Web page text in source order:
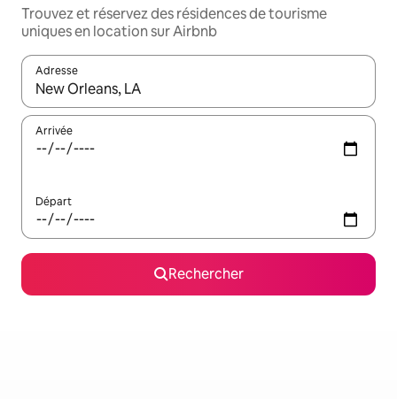
Trouvez et réservez des résidences de tourisme
uniques en location sur Airbnb
Adresse
Lorsque les résultats s'affichent, utilisez les flèches vers le
Arrivée
Départ
Rechercher